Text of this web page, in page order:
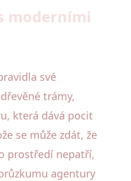
moderními
své
trámy,
která dává pocit
se může zdát, že
prostředí nepatří,
agentury